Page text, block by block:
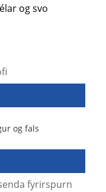
og svo
og fals
fyrirspurn